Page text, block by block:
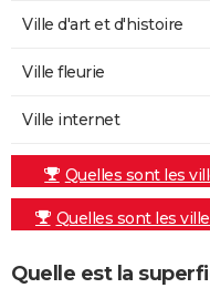
Ville d'art et d'histoire
Ville fleurie
Ville internet
Quelles sont les
Quelles sont les
Quelle est la